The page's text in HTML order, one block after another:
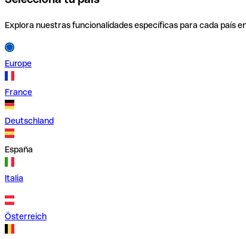
Explora nuestras funcionalidades específicas para cada país
Europe
France
Deutschland
España
Italia
Österreich